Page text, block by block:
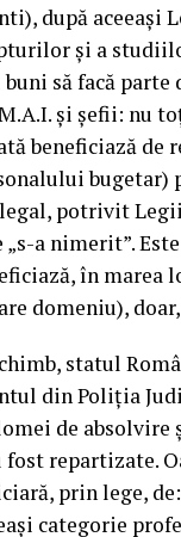
după aceeași
și a
buni să facă
și șefii: nu
beneficiază
bugetar)
potrivit
„s-a nimerit”.
în marea
domeniu),
statul
din Poliția
de absolvire
fost repartizate.
prin lege,
categorie